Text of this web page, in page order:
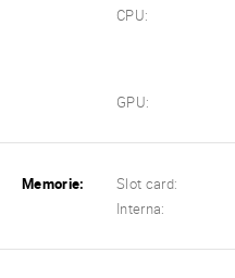
CPU:
GPU:
Memorie: Slot card:
Interna: